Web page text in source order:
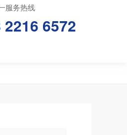
服务热线
2216 6572